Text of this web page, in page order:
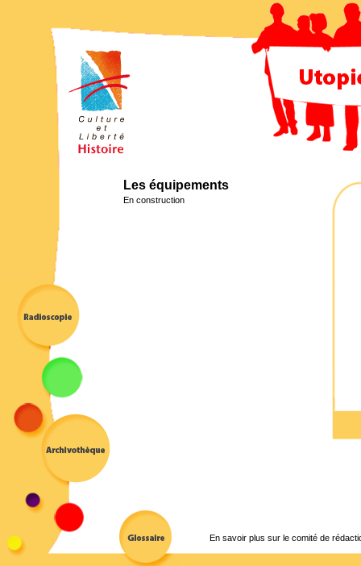
Les équipements
En construction
En savoir plus sur le comité de